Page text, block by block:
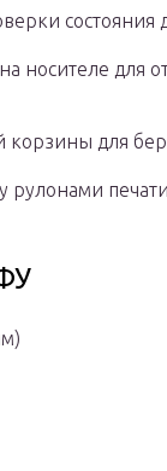
состояния
носителе для
корзины для